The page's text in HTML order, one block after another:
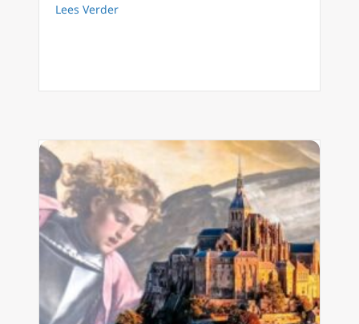
Lees Verderabout Aanbevolen door drie pausen: een